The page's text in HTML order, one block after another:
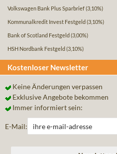
Volkswagen Bank Plus Sparbrief(3,10%)
Kommunalkredit Invest Festgeld (3,10%)
Bank of Scotland Festgeld (3,00%)
HSH Nordbank Festgeld (3,10%)
Kostenloser Newsletter
Keine Änderungen verpassen
Exklusive Angebote bekommen
Immer informiert sein:
E-Mail: